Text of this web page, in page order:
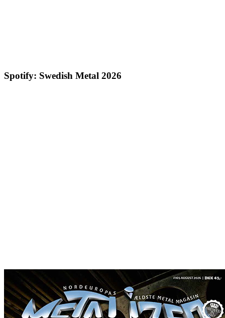
Spotify: Swedish Metal 2026